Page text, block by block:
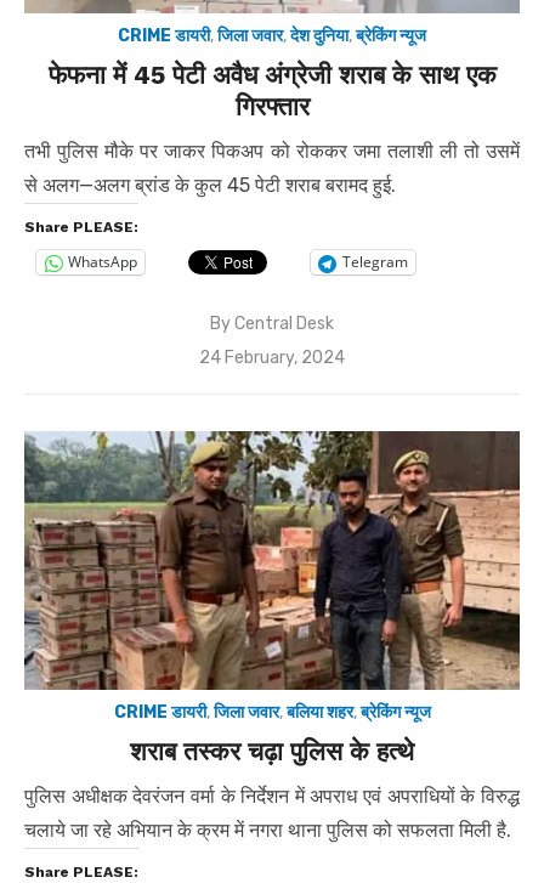
CRIME डायरी,जिला जवार,देश दुनिया,ब्रेकिंग न्यूज
फेफना में 45 पेटी अवैध अंग्रेजी शराब के साथ एक
गिरफ्तार
तभी पुलिस मौके पर जाकर पिकअप को रोककर जमा तलाशी ली तो उसमें
से अलग—अलग ब्रांड के कुल 45 पेटी शराब बरामद हुई.
Share PLEASE:
WhatsApp Telegram
ByCentral Desk
Posted
24 February, 2024
CRIME डायरी,जिला जवार,बलिया शहर,ब्रेकिंग न्यूज
शराब तस्कर चढ़ा पुलिस के हत्थे
पुलिस अधीक्षक देवरंजन वर्मा के निर्देशन में अपराध एवं अपराधियों के विरुद्ध
चलाये जा रहे अभियान के क्रम में नगरा थाना पुलिस को सफलता मिली है.
Share PLEASE: